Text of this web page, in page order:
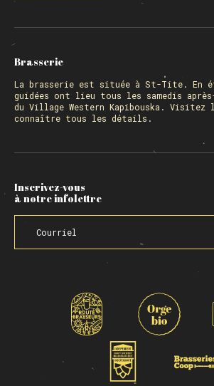
Brasserie
La brasserie est située à St-Tite. En
guidées ont lieu tous les samedis
du Village Western Kapibouska. Visitez
connaître tous les détails.
Inscrivez-vous
à notre infolettre